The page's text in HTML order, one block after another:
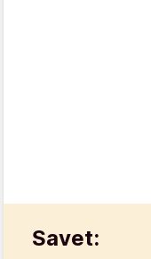
Savet: